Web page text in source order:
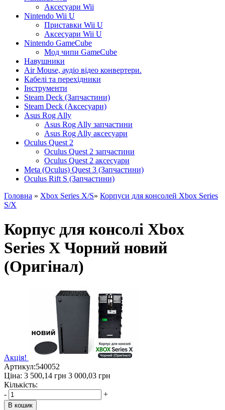
Аксесуари Wii
Nintendo Wii U
Приставки Wii U
Аксесуари Wii U
Nintendo GameCube
Мод чипи GameCube
Навушники
Air Mouse, аудіо відео конвертери.
Кабелі та перехідники
Інструменти
Steam Deck (Запчастини)
Steam Deck (Аксесуари)
Asus Rog Ally
Asus Rog Ally запчастини
Asus Rog Ally аксесуари
Oculus Quest 2
Oculus Quest 2 запчастини
Oculus Quest 2 аксесуари
Meta (Oculus) Quest 3 (Запчастини)
Oculus Rift S (Запчастини)
Головна » Xbox Series X/S» Корпуси для консолей Xbox Series
S/X
Корпус для консолі Xbox
Series X Чорний новий
(Оригінал)
Акція!
Артикул:540052
Ціна: 3 500,14 грн 3 000,03 грн
Кількість:
-
+
В кошик